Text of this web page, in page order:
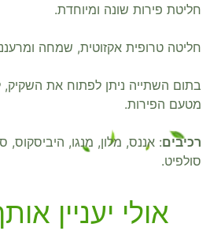
חליטת פירות שונה ומיוחדת.
חליטה טרופית אקזוטית, שמחה
בתום השתייה ניתן לפתוח את השקיק,
מטעם הפירות.
רכיבים: אננס, מלון, מנגו, היביסקוס,
סולפיט.
אולי יעניין